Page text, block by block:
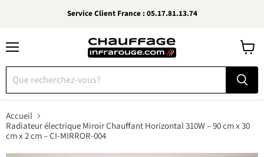
Service Client France : 05.17.81.13.74
le
panier
Accueil
Radiateur électrique Miroir Chauffant Horizontal 310W – 90 cm x 30
cm x 2 cm – CI-MIRROR-004